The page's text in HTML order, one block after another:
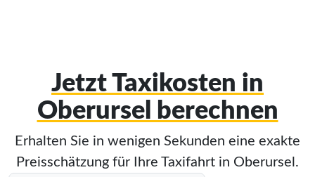
Jetzt Taxikosten in
Oberursel berechnen
Erhalten Sie in wenigen Sekunden eine exakte
Preisschätzung für Ihre Taxifahrt in Oberursel.